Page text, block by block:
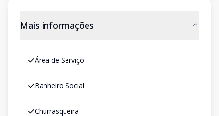
Mais informações
Área de Serviço
Banheiro Social
Churrasqueira